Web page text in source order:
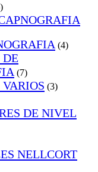
(4)
DE
(7)
(3)
DE NIVEL
NELLCORT